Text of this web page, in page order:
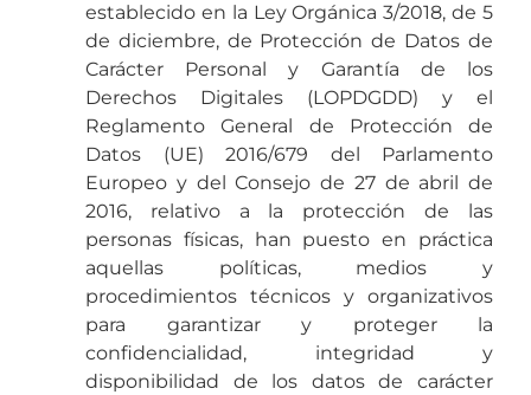
establecido en la Ley Orgánica 3/2018, de 5
de diciembre, de Protección de Datos de
Carácter Personal y Garantía de los
Derechos Digitales (LOPDGDD) y el
Reglamento General de Protección de
Datos (UE) 2016/679 del Parlamento
Europeo y del Consejo de 27 de abril de
2016, relativo a la protección de las
personas físicas, han puesto en práctica
aquellas políticas, medios y
procedimientos técnicos y organizativos
para garantizar y proteger la
confidencialidad, integridad y
disponibilidad de los datos de carácter